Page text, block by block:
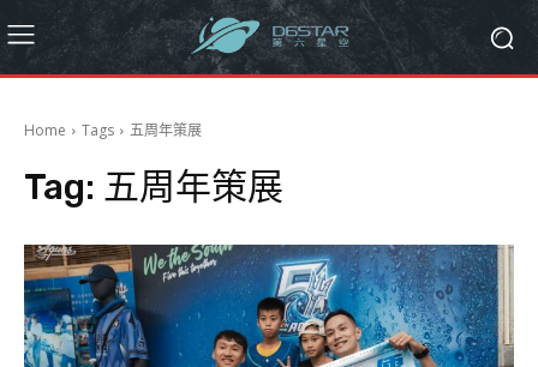
Home Tags 五周年策展
Tag: 五周年策展